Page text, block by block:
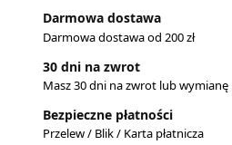
Darmowa dostawa
Darmowa dostawa od 200 zł
30 dni na zwrot
Masz 30 dni na zwrot lub wymianę
Bezpieczne płatności
Przelew / Blik / Karta płatnicza